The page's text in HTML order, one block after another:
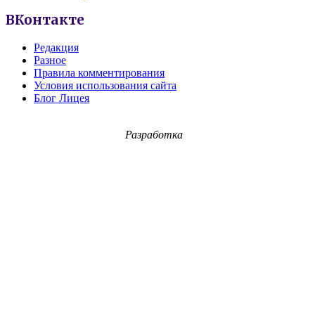
ВКонтакте
Редакция
Разное
Правила комментирования
Условия использования сайта
Блог Лицея
Разработка